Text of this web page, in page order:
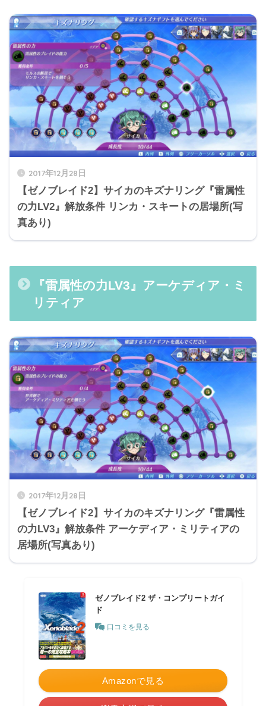
2017年12月28日
【ゼノブレイド2】サイカのキズナリング『雷属性
の力LV2』解放条件 リンカ・スキートの居場所(写
真あり)
『雷属性の力LV3』アーケディア・ミ
リティア
2017年12月28日
【ゼノブレイド2】サイカのキズナリング『雷属性
の力LV3』解放条件 アーケディア・ミリティアの
居場所(写真あり)
ゼノブレイド2 ザ・コンプリートガイ
ド
口コミを見る
Amazonで見る